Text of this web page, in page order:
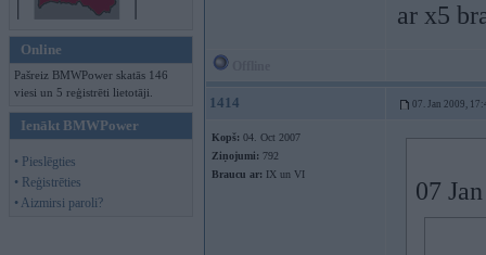
Online
Pašreiz BMWPower skatās 146
viesi un 5 reģistrēti lietotāji.
Ienākt BMWPower
• Pieslēgties
• Reģistrēties
• Aizmirsi paroli?
ar x5
1414 07. Jan 2009,
Kopš: 04. Oct 2007
Ziņojumi: 792
Braucu ar: IX un VI
07